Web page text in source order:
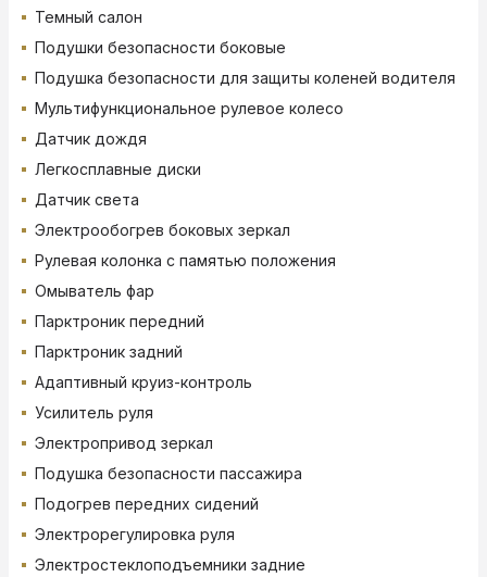
Темный салон
Подушки безопасности боковые
Подушка безопасности для защиты коленей водителя
Мультифункциональное рулевое колесо
Датчик дождя
Легкосплавные диски
Датчик света
Электрообогрев боковых зеркал
Рулевая колонка с памятью положения
Омыватель фар
Парктроник передний
Парктроник задний
Адаптивный круиз-контроль
Усилитель руля
Электропривод зеркал
Подушка безопасности пассажира
Подогрев передних сидений
Электрорегулировка руля
Электростеклоподъемники задние